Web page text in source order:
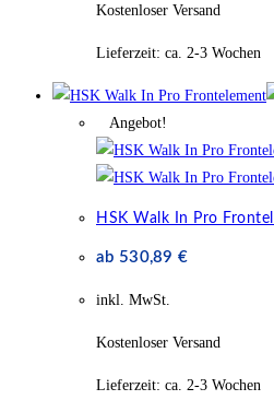
Kostenloser Versand
Lieferzeit: ca. 2-3 Wochen
Angebot!
HSK Walk In Pro
ab 530,89€
inkl. MwSt.
Kostenloser Versand
Lieferzeit: ca. 2-3 Wochen